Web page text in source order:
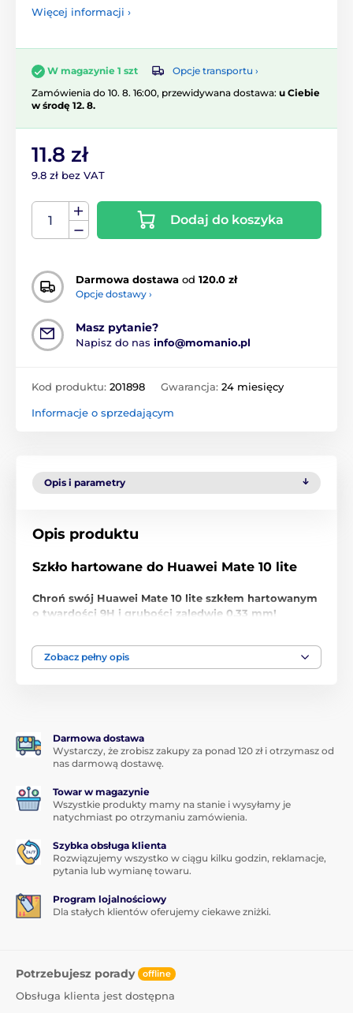
Więcej informacji ›
W magazynie 1 szt
Opcje transportu ›
Zamówienia do 10. 8. 16:00, przewidywana dostawa: u Ciebie
w środę 12. 8.
11.8 zł
9.8 zł bez VAT
Dodaj do koszyka
Darmowa dostawa od 120.0 zł
Opcje dostawy ›
Masz pytanie?
Napisz do nas info@momanio.pl
Kod produktu: 201898 Gwarancja: 24 miesięcy
Informacje o sprzedającym
Opis i parametry
Opis produktu
Szkło hartowane do Huawei Mate 10 lite
Chroń swój Huawei Mate 10 lite szkłem hartowanym
o twardości 9H i grubości zaledwie 0,33 mm!
hartowane do Huawei Mate 10 lite
jakości. Nie tylko o twardości 9Hdoskonale chroni
Bez odcisków palców
Szkło hartowane do Huawei Mate 10 lite jest
wyposażone w specjalną warstwę oleofobową, która
odpycha tłuszcz i zabrudzenia. Ekran Twojego
palców i zabrudzeń, które zazwyczaj na nim
pozostają.
Mimo wszystkich tych świetnych właściwości,
nawet nie poczujesz go na ekranie swojego
smartfona.
Zobacz pełny opis
Darmowa dostawa
Wystarczy, że zrobisz zakupy za ponad 120 zł i otrzymasz od
nas darmową dostawę.
Towar w magazynie
Wszystkie produkty mamy na stanie i wysyłamy je
natychmiast po otrzymaniu zamówienia.
Szybka obsługa klienta
Rozwiązujemy wszystko w ciągu kilku godzin, reklamacje,
pytania lub wymianę towaru.
Program lojalnościowy
Dla stałych klientów oferujemy ciekawe zniżki.
Potrzebujesz porady offline
Obsługa klienta jest dostępna